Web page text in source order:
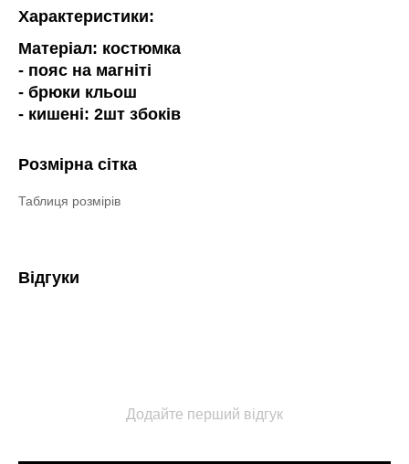
Характеристики:
Матеріал: костюмка
- пояс на магніті
- брюки кльош
- кишені: 2шт збоків
Розмірна сітка
Таблиця розмірів
Відгуки
Додайте перший відгук